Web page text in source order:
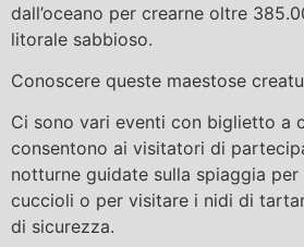
dall’oceano per crearne oltre
litorale sabbioso.
Conoscere queste maestose
Ci sono vari eventi con biglietto a
consentono ai visitatori di
notturne guidate sulla spiaggia
cuccioli o per visitare i nidi di
di sicurezza.